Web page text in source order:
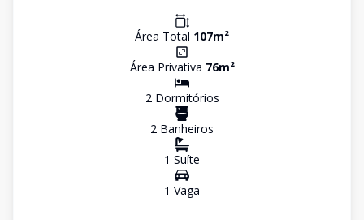
Área Total 107m²
Área Privativa 76m²
2Dormitórios
2 Banheiros
1 Suíte
1 Vaga